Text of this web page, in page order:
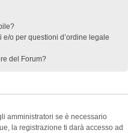
o per questioni d’ordine legale
del Forum?
amministratori se è necessario
la registrazione ti darà accesso ad